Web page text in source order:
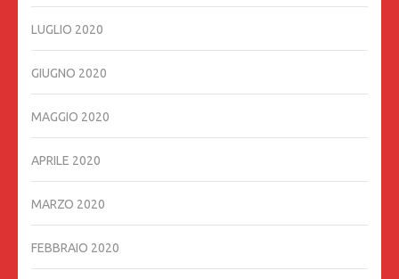
LUGLIO 2020
GIUGNO 2020
MAGGIO 2020
APRILE 2020
MARZO 2020
FEBBRAIO 2020